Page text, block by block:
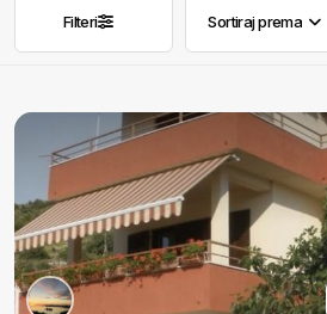
Ukloni filtere
Filteri Ukloni
Sortiraj prema